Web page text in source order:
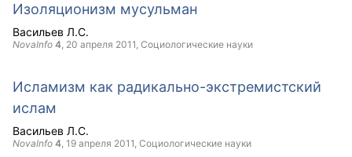
Изоляционизм мусульман
Васильев Л.С.
NovaInfo 4, 20 апреля 2011, Социологические науки
Исламизм как радикально-экстремистский
ислам
Васильев Л.С.
NovaInfo 4, 19 апреля 2011, Социологические науки